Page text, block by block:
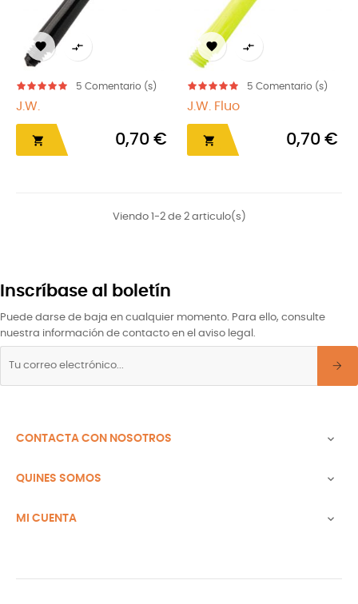
 
5 Comentario (s)
J.W.
 0,70 €
 
5 Comentario (s)
J.W. Fluo
 0,70 €
Viendo 1-2 de 2 articulo(s)
Inscríbase al boletín
Puede darse de baja en cualquier momento. Para ello, consulte
nuestra información de contacto en el aviso legal.
CONTACTA CON NOSOTROS 
QUINES SOMOS 
MI CUENTA 